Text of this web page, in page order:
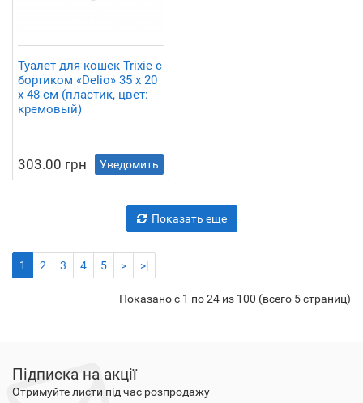
Туалет для кошек Trixie с
бортиком «Delio» 35 x 20
x 48 см (пластик, цвет:
кремовый)
303.00 грн Уведомить
Показать еще
1 2 3 4 5 > >|
Показано с 1 по 24 из 100 (всего 5 страниц)
Підписка на акції
Отримуйте листи під час розпродажу